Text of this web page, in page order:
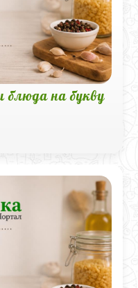
на букву